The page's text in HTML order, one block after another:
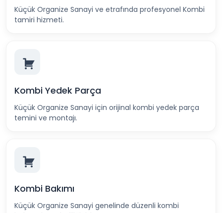
Küçük Organize Sanayi ve etrafında profesyonel Kombi
tamiri hizmeti.
Kombi Yedek Parça
Küçük Organize Sanayi için orijinal kombi yedek parça
temini ve montajı.
Kombi Bakımı
Küçük Organize Sanayi genelinde düzenli kombi